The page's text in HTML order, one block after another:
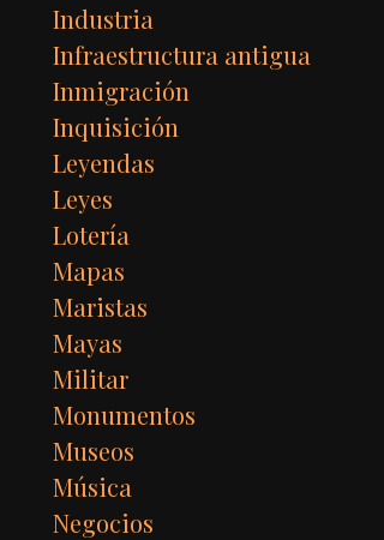
Industria
Infraestructura antigua
Inmigración
Inquisición
Leyendas
Leyes
Lotería
Mapas
Maristas
Mayas
Militar
Monumentos
Museos
Música
Negocios